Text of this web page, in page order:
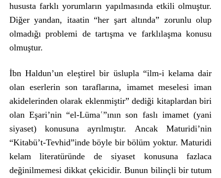
hususta farklı yorumların yapılmasında etkili olmuştur.
Diğer yandan, itaatin “her şart altında” zorunlu olup
olmadığı problemi de tartışma ve farklılaşma konusu
olmuştur.
İbn Haldun’un eleştirel bir üslupla “ilm-i kelama dair
olan eserlerin son taraflarına, imamet meselesi iman
akidelerinden olarak eklenmiştir” dediği kitaplardan biri
olan Eşari’nin “el-Lümaʿ”ının son faslı imamet (yani
siyaset) konusuna ayrılmıştır. Ancak Maturidi’nin
“Kitabü’t-Tevhid”inde böyle bir bölüm yoktur. Maturidi
kelam literatüründe de siyaset konusuna fazlaca
değinilmemesi dikkat çekicidir. Bunun bilinçli bir tutum